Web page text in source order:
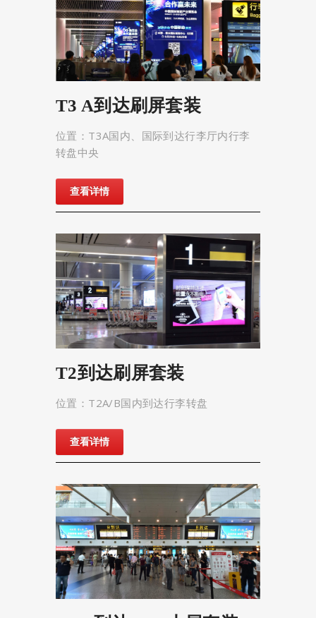
T3 A到达刷屏套装
位置：T3A国内、国际到达行李厅内行李
转盘中央
查看详情
T2到达刷屏套装
位置：T2A/B国内到达行李转盘
查看详情